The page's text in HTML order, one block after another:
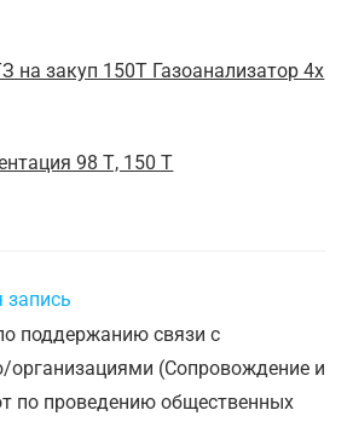
на закуп 150Т Газоанализатор 4х
98 Т, 150 Т
поддержанию связи с
организациями (Сопровождение и
по проведению общественных